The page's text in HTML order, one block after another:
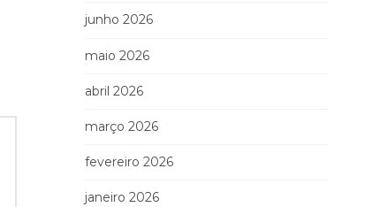
junho 2026
maio 2026
abril 2026
março 2026
fevereiro 2026
janeiro 2026